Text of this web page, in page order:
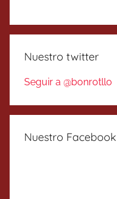
Nuestro twitter
Seguir a @bonrotllo
Nuestro Facebook